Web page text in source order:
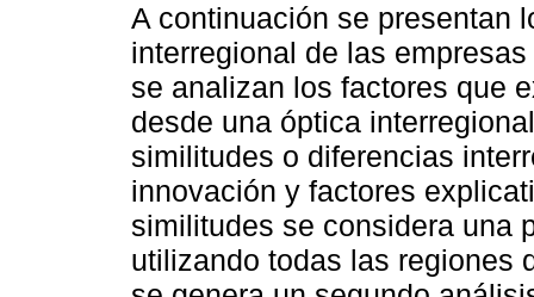
A continuación se presentan
interregional de las
se analizan los factores que
desde una óptica
similitudes o diferencias
innovación y factores
similitudes se considera una
utilizando todas las regiones